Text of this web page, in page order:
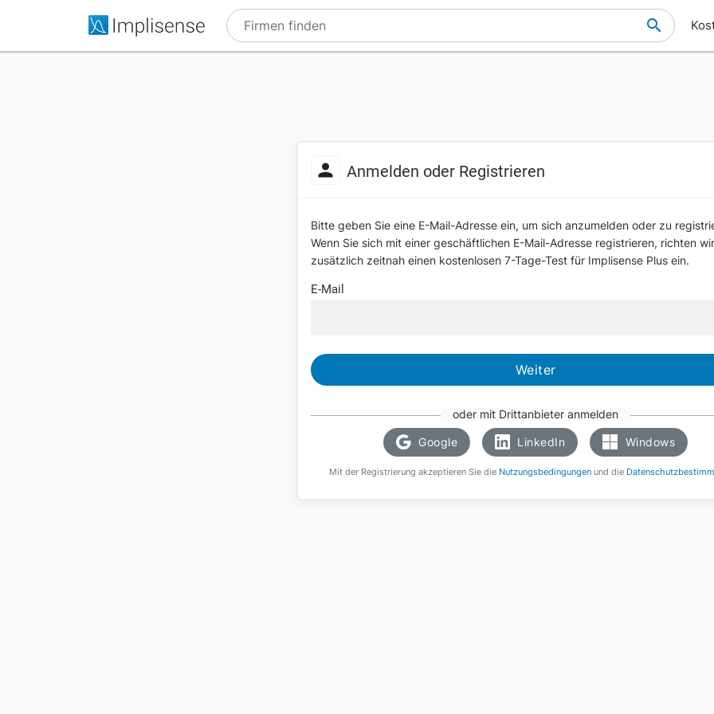
Anmelden oder Registrieren
Bitte geben Sie eine E-Mail-Adresse ein, um sich anzumelden oder zu
Wenn Sie sich mit einer geschäftlichen E-Mail-Adresse registrieren, richten
zusätzlich zeitnah einen kostenlosen 7-Tage-Test für Implisense Plus ein.
E-Mail
Weiter
oder mit Drittanbieter anmelden
Google LinkedIn Windows
Mit der Registrierung akzeptieren Sie die Nutzungsbedingungen und die